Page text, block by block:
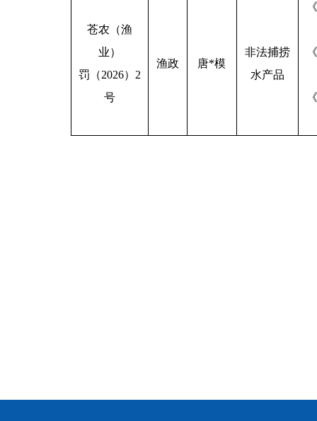
苍农（渔
业）
罚（2026）2
号
渔政 唐*模
非法捕捞
水产品